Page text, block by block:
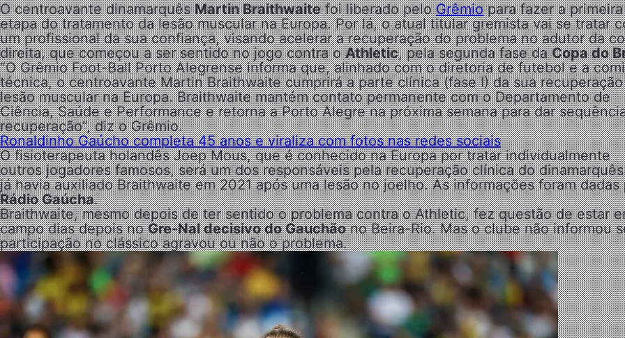
O centroavante dinamarquêsMartin Braithwaitefoi liberado peloGrêmiopara fazer a primeira
etapa do tratamento da lesão muscular na Europa. Por lá, o atual titular gremista vai se tratar
um profissional da sua confiança, visando acelerar a recuperação do problema no adutor da
direita, que começou a ser sentido no jogo contra oAthletic, pela segunda fase daCopa do
“O Grêmio Foot-Ball Porto Alegrense informa que, alinhado com o diretoria de futebol e a
técnica, o centroavante Martin Braithwaite cumprirá a parte clínica (fase I) da sua
lesão muscular na Europa. Braithwaite mantém contato permanente com o Departamento de
Ciência, Saúde e Performance e retorna a Porto Alegre na próxima semana para dar
recuperação”, diz o Grêmio.
Ronaldinho Gaúcho completa 45 anos e viraliza com fotos nas redes sociais
O fisioterapeuta holandês Joep Mous, que é conhecido na Europa por tratar individualmente
outros jogadores famosos, será um dos responsáveis pela recuperação clínica do
já havia auxiliado Braithwaite em 2021 após uma lesão no joelho. As informações foram dadas
Rádio Gaúcha.
Braithwaite, mesmo depois de ter sentido o problema contra o Athletic, fez questão de estar
campo dias depois noGre-Nal decisivo do Gauchãono Beira-Rio. Mas o clube não informou
participação no clássico agravou ou não o problema.